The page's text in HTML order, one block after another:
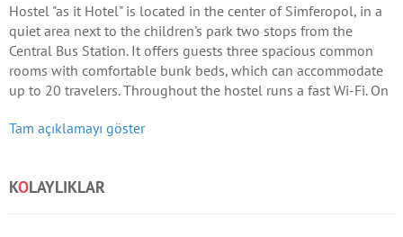
Hostel "as it Hotel" is located in the center of Simferopol, in a
quiet area next to the children's park two stops from the
Central Bus Station. It offers guests three spacious common
rooms with comfortable bunk beds, which can accommodate
up to 20 travelers. Throughout the hostel runs a fast Wi-Fi. On
second - a cozy living room with games and a large TV and a
Tam açıklamayı göster
KOLAYLIKLAR